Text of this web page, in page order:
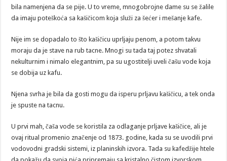
bila namenjena da se pije. U to vreme, mnogobrojne dame su se žalile
da imaju poteškoća sa kašičicom koja služi za šećer i mešanje kafe.
Nije im se dopadalo to što kašičicu uprljaju penom, a potom takvu
moraju da je stave na rub tacne. Mnogi su tada taj potez shvatali
nekulturnim i nimalo elegantnim, pa su ugostitelji uveli čašu vode koja
se dobija uz kafu.
Njena svrha je bila da gosti mogu da isperu prljavu kašičicu, a tek onda
je spuste na tacnu.
U prvi mah, čaša vode se koristila za odlaganje prljave kašičice, ali je
ovaj ritual promenio značenje od 1873. godine, kada su se uvodili prvi
vodovodni gradski sistemi, iz planinskih izvora. Tada su kafedžije htele